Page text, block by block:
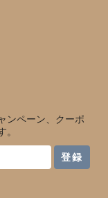
ンペーン、クーポ
。
登録